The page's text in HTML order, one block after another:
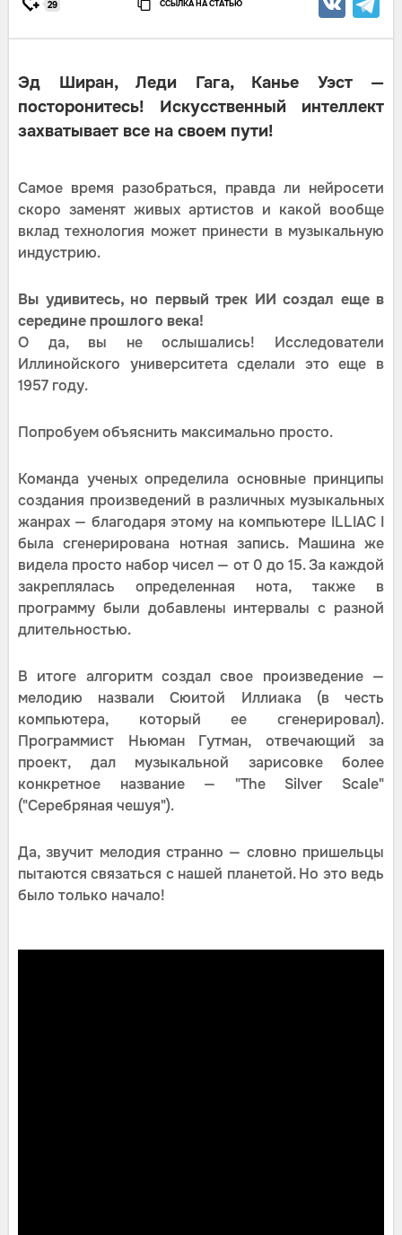
29 ССЫЛКА НА СТАТЬЮ
Эд Ширан, Леди Гага, Канье Уэст —
посторонитесь! Искусственный интеллект
захватывает все на своем пути!
Самое время разобраться, правда ли нейросети
скоро заменят живых артистов и какой вообще
вклад технология может принести в музыкальную
индустрию.
Вы удивитесь, но первый трек ИИ создал еще в
середине прошлого века!
О да, вы не ослышались! Исследователи
Иллинойского университета сделали это еще в
1957 году.
Попробуем объяснить максимально просто.
Команда ученых определила основные принципы
создания произведений в различных музыкальных
жанрах — благодаря этому на компьютере ILLIAC I
была сгенерирована нотная запись. Машина же
видела просто набор чисел — от 0 до 15. За каждой
закреплялась определенная нота, также в
программу были добавлены интервалы с разной
длительностью.
В итоге алгоритм создал свое произведение —
мелодию назвали Сюитой Иллиака (в честь
компьютера, который ее сгенерировал).
Программист Ньюман Гутман, отвечающий за
проект, дал музыкальной зарисовке более
конкретное название — "The Silver Scale"
("Серебряная чешуя").
Да, звучит мелодия странно — словно пришельцы
пытаются связаться с нашей планетой. Но это ведь
было только начало!